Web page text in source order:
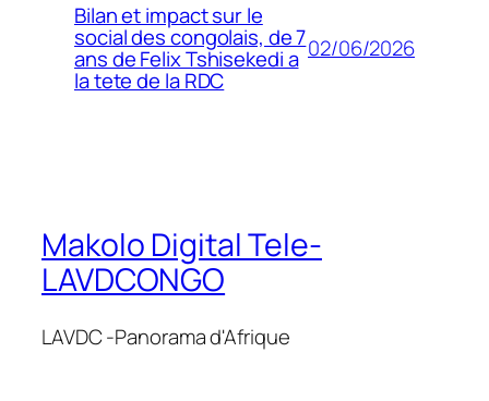
Bilan et impact sur le
social des congolais, de 7
ans de Felix Tshisekedi a
la tete de la RDC
02/06/2026
Makolo Digital Tele-
LAVDCONGO
LAVDC -Panorama d'Afrique